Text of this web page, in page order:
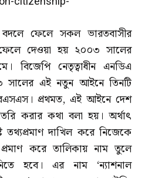
ফেলে সকল ভারতবাসীর
ফেলে দেওয়া হয় ২০০৩ সালের
বিজেপি নেতৃত্বাধীন এনডিএ
সালের এই নতুন আইনে তিনটি
প্রথমত, এই আইনে দেশ
করার কথা বলা হয়। অর্থাৎ
তথ্যপ্রমাণ দাখিল করে নিজেকে
করে তালিকায় নাম তুলে
হবে। এর নাম ‘ন্যাশনাল